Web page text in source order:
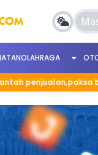
OLAHRAGA
bawa